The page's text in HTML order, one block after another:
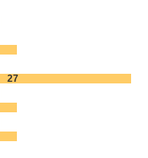
27